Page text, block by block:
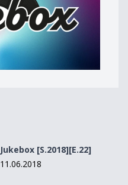
Jukebox [S.2018][E.22]
11.06.2018